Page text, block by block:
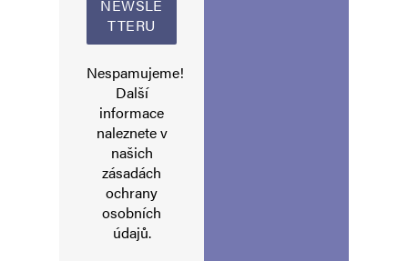
Nespamujeme!
Další
informace
naleznete v
našich
zásadách
ochrany
osobních
údajů.